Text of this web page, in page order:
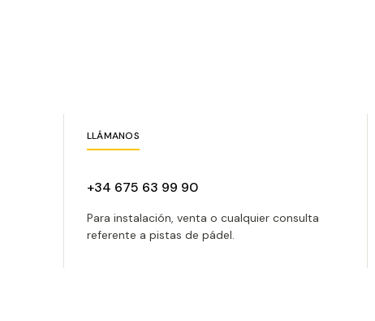
LLÁMANOS
+34 675 63 99 90
Para instalación, venta o cualquier consulta
referente a pistas de pádel.